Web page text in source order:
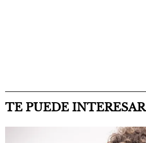
TE PUEDE INTERESAR